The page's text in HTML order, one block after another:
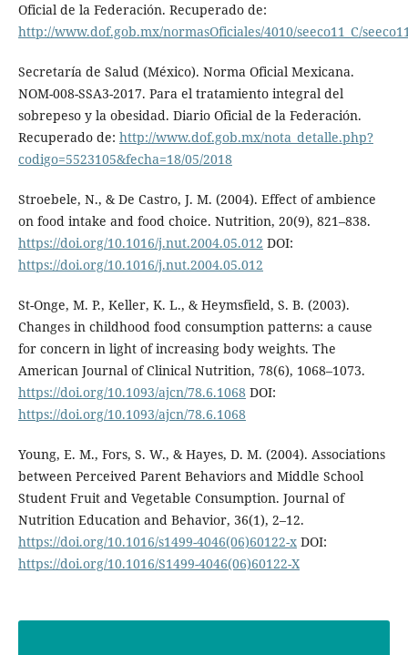
Oficial de la Federación. Recuperado de:
http://www.dof.gob.mx/normasOficiales/4010/seeco11_C/
Secretaría de Salud (México). Norma Oficial Mexicana.
NOM-008-SSA3-2017. Para el tratamiento integral del
sobrepeso y la obesidad. Diario Oficial de la Federación.
Recuperado de: http://www.dof.gob.mx/nota_detalle.php?
codigo=5523105&fecha=18/05/2018
Stroebele, N., & De Castro, J. M. (2004). Effect of ambience
on food intake and food choice. Nutrition, 20(9), 821–838.
https://doi.org/10.1016/j.nut.2004.05.012 DOI:
https://doi.org/10.1016/j.nut.2004.05.012
St-Onge, M. P., Keller, K. L., & Heymsfield, S. B. (2003).
Changes in childhood food consumption patterns: a cause
for concern in light of increasing body weights. The
American Journal of Clinical Nutrition, 78(6), 1068–1073.
https://doi.org/10.1093/ajcn/78.6.1068 DOI:
https://doi.org/10.1093/ajcn/78.6.1068
Young, E. M., Fors, S. W., & Hayes, D. M. (2004). Associations
between Perceived Parent Behaviors and Middle School
Student Fruit and Vegetable Consumption. Journal of
Nutrition Education and Behavior, 36(1), 2–12.
https://doi.org/10.1016/s1499-4046(06)60122-xDOI:
https://doi.org/10.1016/S1499-4046(06)60122-X